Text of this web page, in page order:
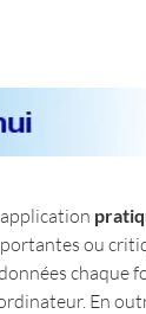
ou
chaque
En